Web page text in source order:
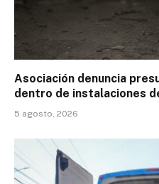
Asociación denuncia
dentro de instalaciones
5 agosto, 2026